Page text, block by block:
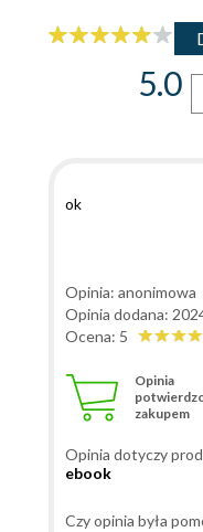
5.0
ok
Opinia: anonimowa
Opinia dodana:
Ocena: 5
Opinia
zakupem
Opinia dotyczy
ebook
Czy opinia była